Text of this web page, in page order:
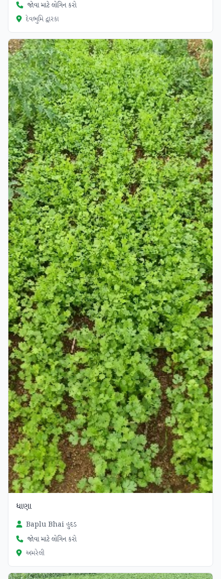
જોવા માટે લોગિન કરો
દેવભુમિ દ્વારકા
ધાણા
Baplu Bhai હુદડ
જોવા માટે લોગિન કરો
અમરેલી